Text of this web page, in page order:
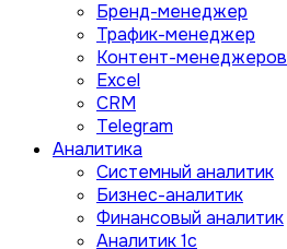
Бренд-менеджер
Трафик-менеджер
Контент-менеджеров
Excel
CRM
Telegram
Аналитика
Системный аналитик
Бизнес-аналитик
Финансовый аналитик
Aналитик 1с